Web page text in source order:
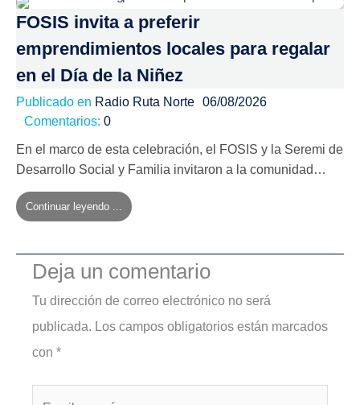
FOSIS invita a preferir
emprendimientos locales para regalar
en el Día de la Niñez
Publicado en Radio Ruta Norte 06/08/2026
Comentarios: 0
En el marco de esta celebración, el FOSIS y la Seremi de
Desarrollo Social y Familia invitaron a la comunidad…
Continuar leyendo ...
Deja un comentario
Tu dirección de correo electrónico no será
publicada. Los campos obligatorios están marcados
con *